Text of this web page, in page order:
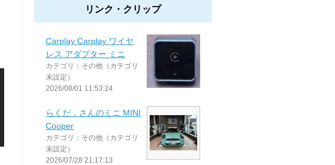
リンク・クリップ
Carplay Carplay ワイヤ
レス アダプター ミニ
カテゴリ：その他（カテゴリ
未設定）
2026/08/01 11:53:24
らくだ．さんのミニ MINI
Cooper
カテゴリ：その他（カテゴリ
未設定）
2026/07/28 21:17:13